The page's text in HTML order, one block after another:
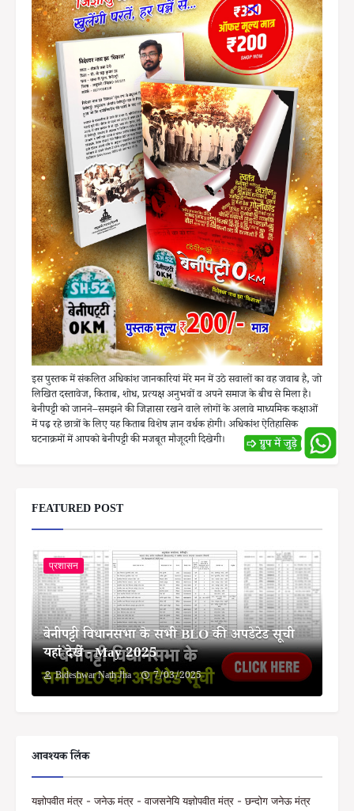
इस पुस्तक में संकलित अधिकांश जानकारियां मेरे मन में उठे सवालों का वह जवाब है, जो
लिखित दस्तावेज, किताब, शोध, प्रत्यक्ष अनुभवों व अपने समाज के बीच से मिला है।
बेनीपट्टी को जानने–समझने की जिज्ञासा रखने वाले लोगों के अलावे माध्यमिक कक्षाओं
में पढ़ रहे छात्रों के लिए यह किताब विशेष ज्ञान वर्धक होगी। अधिकांश ऐतिहासिक
घटनाक्रमों में आपको बेनीपट्टी की मजबूत मौजूदगी दिखेगी।
FEATURED POST
प्रशासन
बेनीपट्टी विधानसभा के सभी BLO की अपडेटेड सूची
यहां देखें - May 2025
Bideshwar Nath Jha 7/03/2025
आवश्यक लिंक
यज्ञोपवीत मंत्र - जनेऊ मंत्र - वाजसनेयि यज्ञोपवीत मंत्र - छन्दोग जनेऊ मंत्र